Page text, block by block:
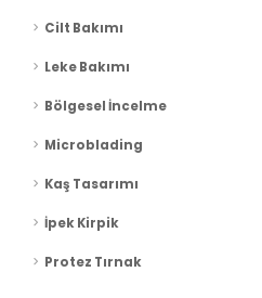
Cilt Bakımı
Leke Bakımı
Bölgesel İncelme
Microblading
Kaş Tasarımı
İpek Kirpik
Protez Tırnak